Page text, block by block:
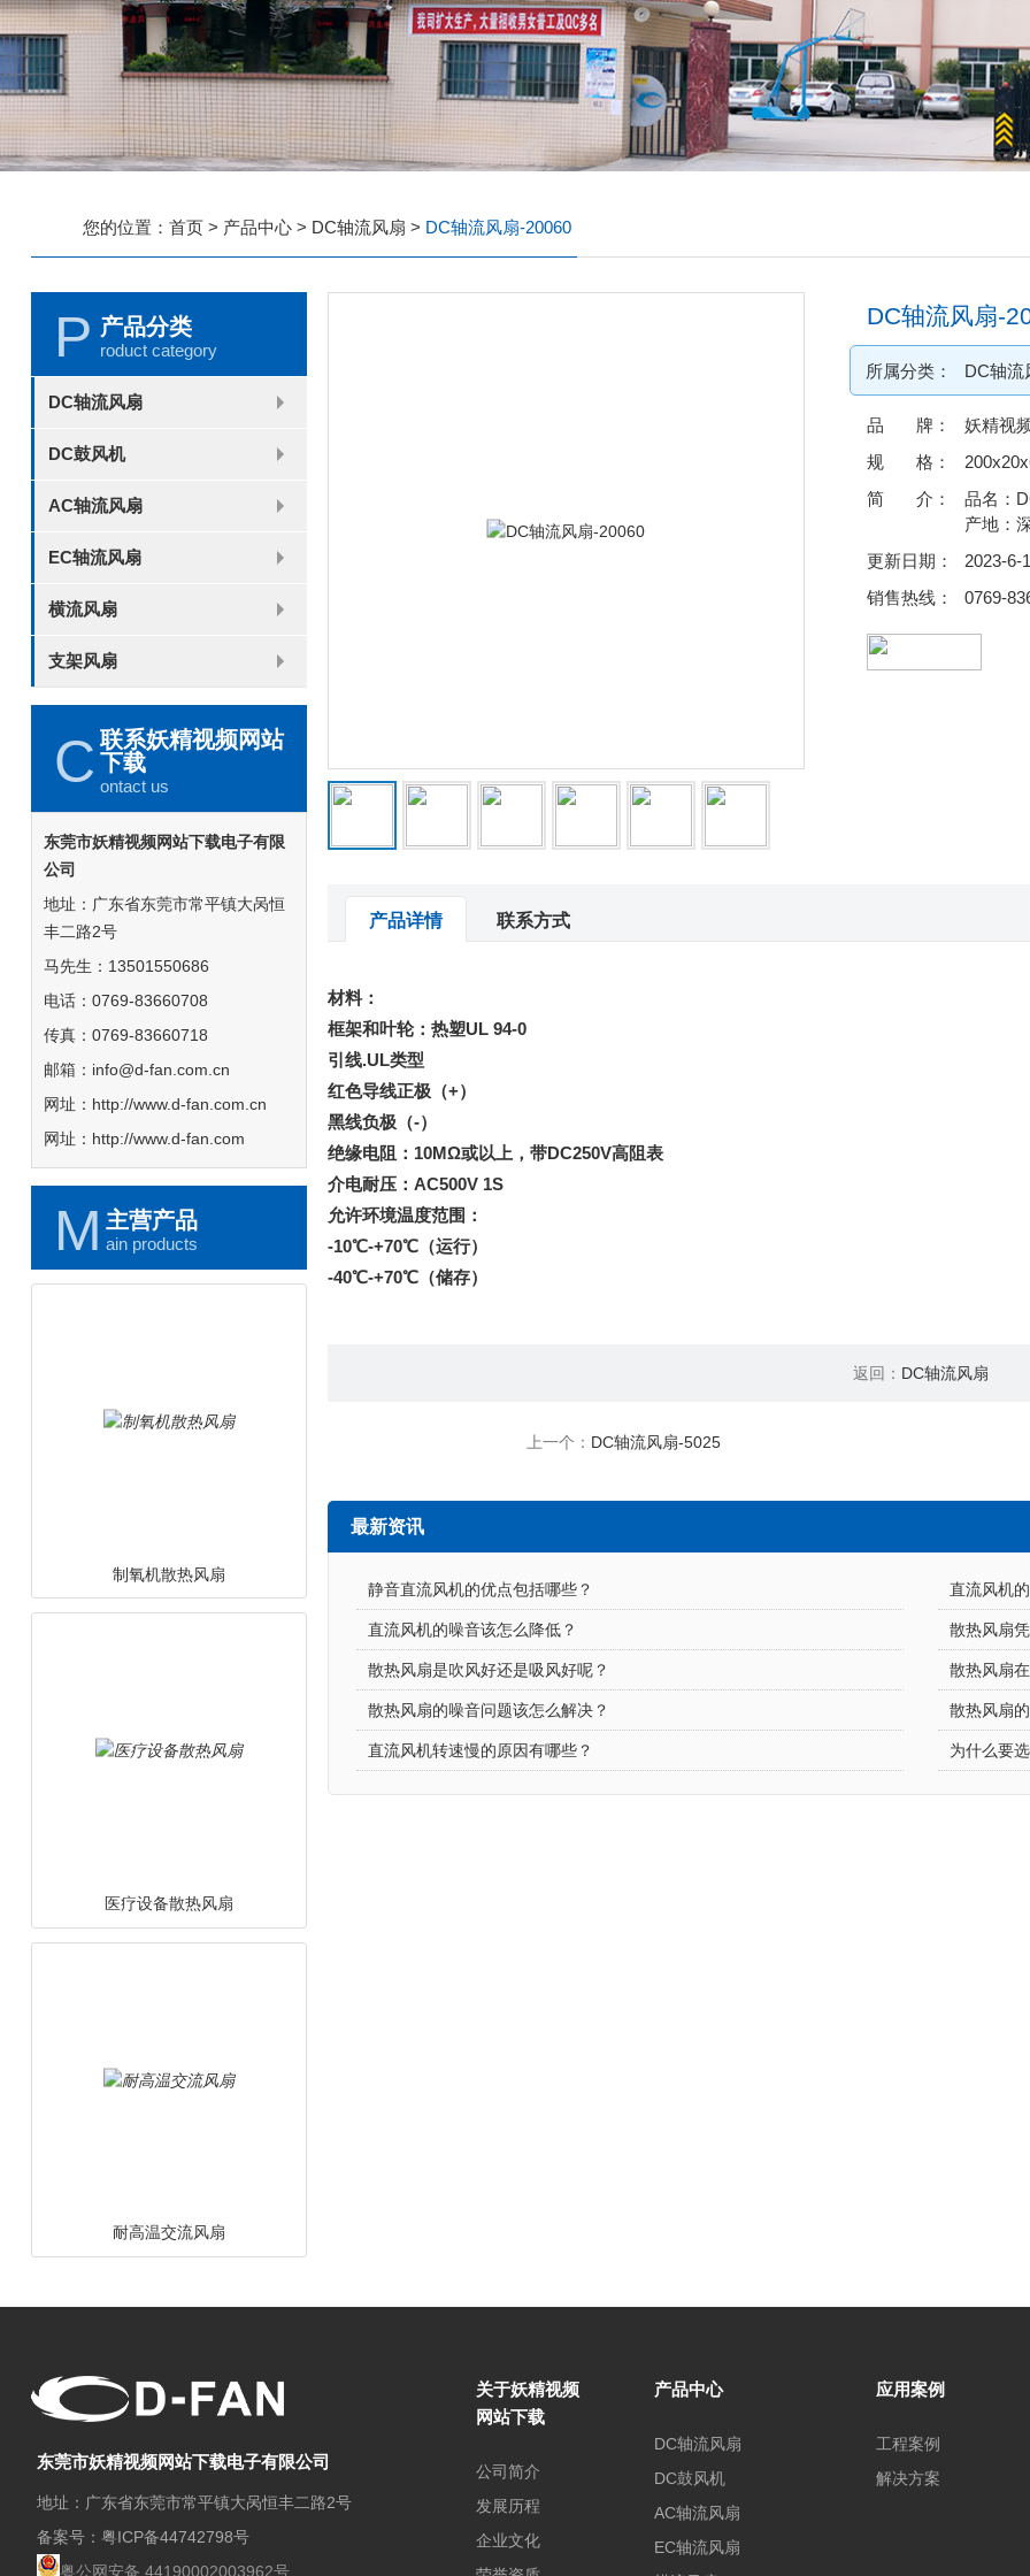
您的位置： 首页> 产品中心> DC轴流风扇 > DC轴流风扇-20060
P 产品分类
roduct category
DC轴流风扇
2006
2010
2507
2510
3006
3007
3010
3510
4007
4010-B
4015
4020
4028
4510
5010
5015
5020
5025
6010
6015
6020
6025
6038
7010
7015
7025
8010
8015
8025-A
8025-B
8038
9025-B
8020
9238
1225-A
1225-B
1232
1238-A
1238-B
1425
1751
20060
DC鼓风机
2006
3507
4008
DFM4010B
4020
4506-A
4506-B
5008
5010
5015-A
5015-B
5016
5020-A
5020-B
5025-A
5025-B
6006
6008
6015-A
6015-B
6020
6025
6028-A
6028-B
7515
7525
7530-A
7530-B
8030-A
8030-B
9330-A
9330-C
9733
10033
1232
AC轴流风扇
8025
8038
9225
9238
1225
1238
1738
1751
2260
EC轴流风扇
6025
8025
8038
9225
9238
1238
横流风扇
DC 030
支架风扇
3010
4010
5010
6010
6025
8015
5032碟形
8030碟形
9025
9025碟形
1225
1025碟形
1025
1225碟形
1525碟形
12538离心
C 联系妖精视频网站
下载
ontact us
东莞市妖精视频网站下载电子有限
公司
地址：广东省东莞市常平镇大呙恒
丰二路2号
马先生：13501550686
电话：0769-83660708
传真：0769-83660718
邮箱：info@d-fan.com.cn
网址：http://www.d-fan.com.cn
网址：http://www.d-fan.com
M 主营产品
ain products
双滚珠交流风扇
DC轴流风扇-
所属分类： DC轴流
品 牌：
妖精视
规 格：
简 介：
品名
产地：
更新日期：
2023-6-1
销售热线：
0769-
产品详情 联系方式
材料：
框架和叶轮：热塑UL 94-0
引线.UL类型
红色导线正极（+）
黑线负极（-）
绝缘电阻：10MΩ或以上，带DC250V高阻表
介电耐压：AC500V 1S
允许环境温度范围：
-10℃-+70℃（运行）
-40℃-+70℃（储存）
返回： DC轴流风扇
上一个： DC轴流风扇-5025
最新资讯
静音直流风机的优点包括哪些？ 直流风机
直流风机的噪音该怎么降低？ 散热风扇
散热风扇是吹风好还是吸风好呢？ 散热风扇
散热风扇的噪音问题该怎么解决？ 散热风扇
直流风机转速慢的原因有哪些？ 为什么要
东莞市妖精视频网站下载电子有限公司
地址：广东省东莞市常平镇大呙恒丰二路2号
备案号： 粤ICP备44742798号
粤公网安备 44190002003962号
关于妖精视频
网站下载
公司简介
发展历程
企业文化
产品中心
DC轴流风扇
DC鼓风机
AC轴流风扇
EC轴流风扇
应用案例
工程案例
解决方案